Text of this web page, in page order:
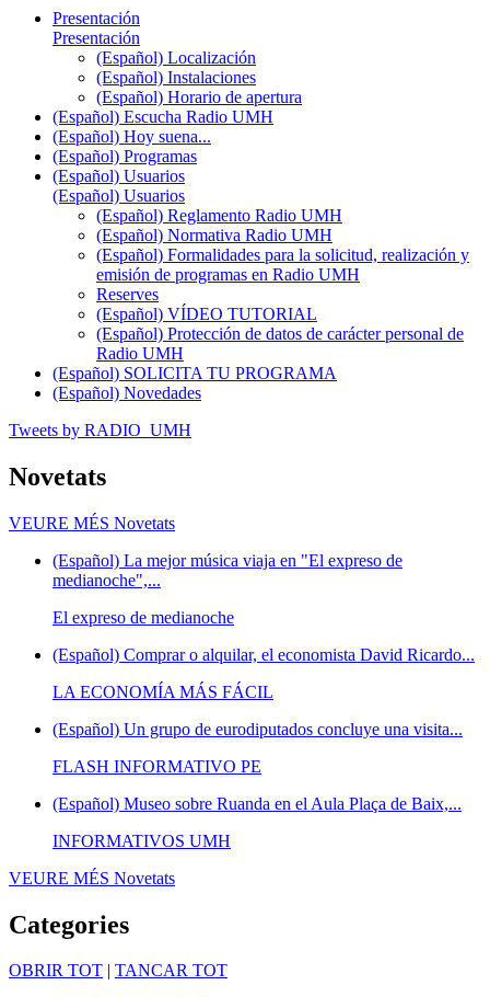
Presentación
Presentación
(Español) Localización
(Español) Instalaciones
(Español) Horario de apertura
(Español) Escucha Radio UMH
(Español) Hoy suena...
(Español) Programas
(Español) Usuarios
(Español) Usuarios
(Español) Reglamento Radio UMH
(Español) Normativa Radio UMH
(Español) Formalidades para la solicitud, realización y
emisión de programas en Radio UMH
Reserves
(Español) VÍDEO TUTORIAL
(Español) Protección de datos de carácter personal de
Radio UMH
(Español) SOLICITA TU PROGRAMA
(Español) Novedades
Tweets by RADIO_UMH
Novetats
VEURE MÉS Novetats
(Español) La mejor música viaja en "El expreso de
medianoche",...
El expreso de medianoche
(Español) Comprar o alquilar, el economista David Ricardo...
LA ECONOMÍA MÁS FÁCIL
(Español) Un grupo de eurodiputados concluye una visita...
FLASH INFORMATIVO PE
(Español) Museo sobre Ruanda en el Aula Plaça de Baix,...
INFORMATIVOS UMH
VEURE MÉS Novetats
Categories
OBRIR TOT | TANCAR TOT